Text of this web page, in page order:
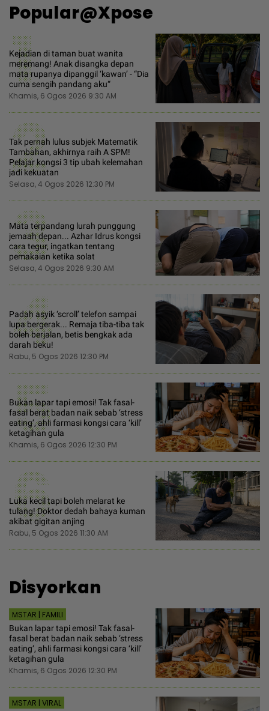
Popular@Xpose
1
Kejadian di taman buat wanita
meremang! Anak disangka depan
mata rupanya dipanggil ‘kawan’ - “Dia
cuma sengih pandang aku“
Khamis, 6 Ogos 2026 9:30 AM
2
Tak pernah lulus subjek Matematik
Tambahan, akhirnya raih A SPM!
Pelajar kongsi 3 tip ubah kelemahan
jadi kekuatan
Selasa, 4 Ogos 2026 12:30 PM
3
Mata terpandang lurah punggung
jemaah depan... Azhar Idrus kongsi
cara tegur, ingatkan tentang
pemakaian ketika solat
Selasa, 4 Ogos 2026 9:30 AM
4
Padah asyik ‘scroll’ telefon sampai
lupa bergerak... Remaja tiba-tiba tak
boleh berjalan, betis bengkak ada
darah beku!
Rabu, 5 Ogos 2026 12:30 PM
5
Bukan lapar tapi emosi! Tak fasal-
fasal berat badan naik sebab ‘stress
eating’, ahli farmasi kongsi cara ‘kill’
ketagihan gula
Khamis, 6 Ogos 2026 12:30 PM
6
Luka kecil tapi boleh melarat ke
tulang! Doktor dedah bahaya kuman
akibat gigitan anjing
Rabu, 5 Ogos 2026 11:30 AM
Disyorkan
MSTAR | FAMILI
Bukan lapar tapi emosi! Tak fasal-
fasal berat badan naik sebab ‘stress
eating’, ahli farmasi kongsi cara ‘kill’
ketagihan gula
Khamis, 6 Ogos 2026 12:30 PM
MSTAR | VIRAL